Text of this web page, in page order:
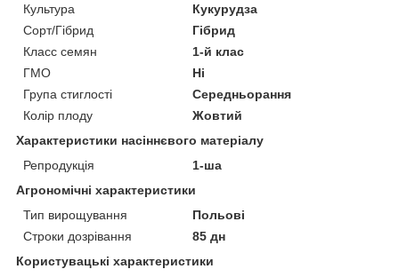
Культура
Кукурудза
Сорт/Гібрид
Гібрид
Класс семян
1-й клас
ГМО
Ні
Група стиглості
Середньорання
Колір плоду
Жовтий
Характеристики насіннєвого матеріалу
Репродукція
1-ша
Агрономічні характеристики
Тип вирощування
Польові
Строки дозрівання
85 дн
Користувацькі характеристики